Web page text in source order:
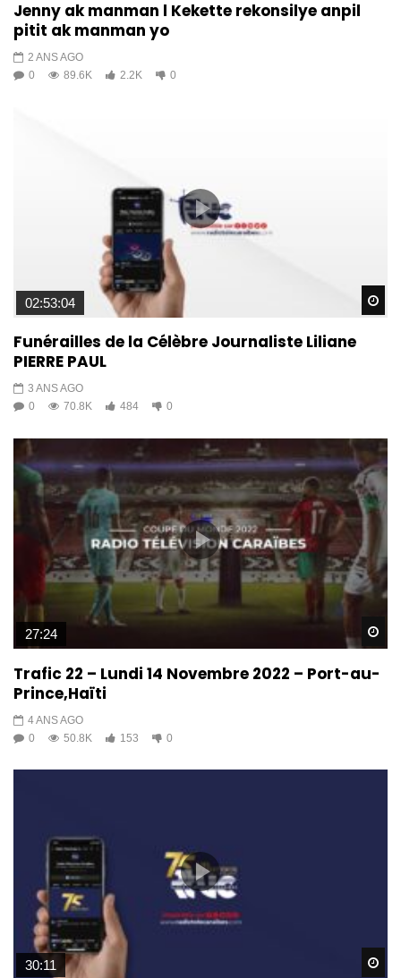
Jenny ak manman l Kekette rekonsilye anpil
pitit ak manman yo
2 ANS AGO
0
89.6K 2.2K 0
02:53:04
Funérailles de la Célèbre Journaliste Liliane
PIERRE PAUL
3 ANS AGO
0
70.8K 484 0
27:24
Trafic 22 – Lundi 14 Novembre 2022 – Port-au-
Prince,Haïti
4 ANS AGO
0
50.8K 153 0
30:11